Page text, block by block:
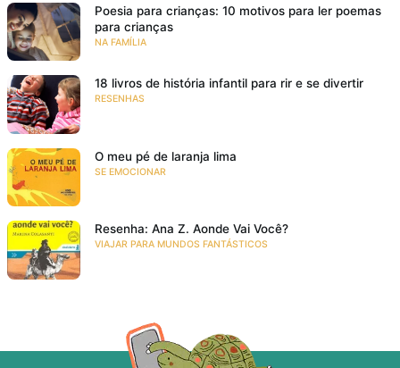
Poesia para crianças: 10 motivos para ler poemas
para crianças
NA FAMÍLIA
18 livros de história infantil para rir e se divertir
RESENHAS
O meu pé de laranja lima
SE EMOCIONAR
Resenha: Ana Z. Aonde Vai Você?
VIAJAR PARA MUNDOS FANTÁSTICOS